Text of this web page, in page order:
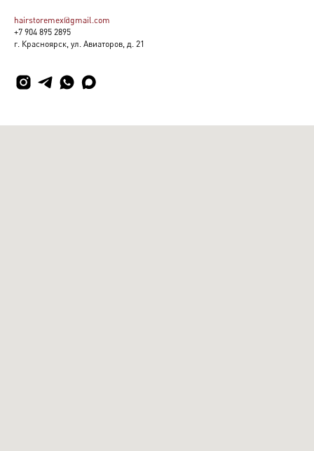
hairstoremex@gmail.com
+7 904 895 2895
г. Красноярск, ул. Авиаторов, д. 21